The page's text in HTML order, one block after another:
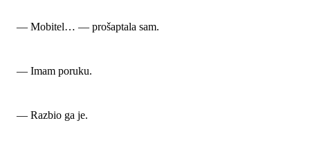
— Mobitel… — prošaptala sam.
— Imam poruku.
— Razbio ga je.